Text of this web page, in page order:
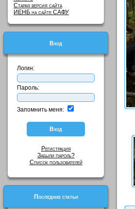
Старая версия сайта
ИЕНБ на сайте САФУ
Вход
Логин:
Пароль:
Запомнить меня:
Регистрация
Забыли пароль?
Список пользователей
Последние статьи